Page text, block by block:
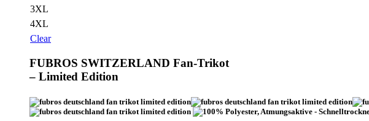
3XL
4XL
Clear
FUBROS SWITZERLAND Fan-Trikot
– Limited Edition